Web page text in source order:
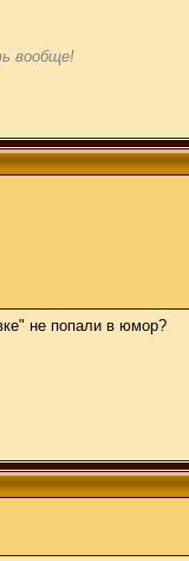
вообще!
не попали в юмор?